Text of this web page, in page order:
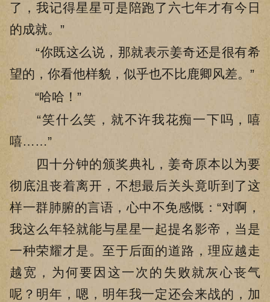
了，我记得星星可是陪跑了六七年才有今日
的成就。”
“你既这么说，那就表示姜奇还是很有希
望的，你看他样貌，似乎也不比鹿卿风差。”
“哈哈！”
“笑什么笑，就不许我花痴一下吗，嘻
嘻……”
四十分钟的颁奖典礼，姜奇原本以为要
彻底沮丧着离开，不想最后关头竟听到了这
样一群肺腑的言语，心中不免感慨：“对啊，
我这么年轻就能与星星一起提名影帝，当是
一种荣耀才是。至于后面的道路，理应越走
越宽，为何要因这一次的失败就灰心丧气
呢？明年，嗯，明年我一定还会来战的，加